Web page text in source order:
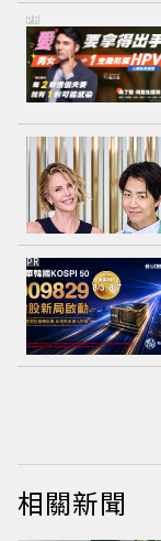
PR
PR
相關新聞